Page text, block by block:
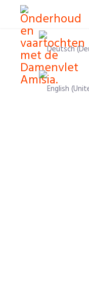
Selecteer de taal